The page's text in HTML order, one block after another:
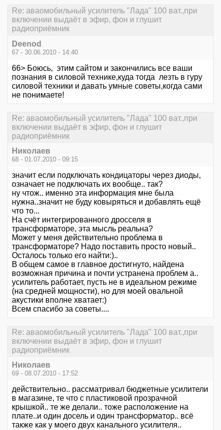
Re: аваомобильный усилитель "Лада" 100 ват.,при
включении выдаёт в эфир, фон и глушит
радиоприёмник
Deenod
67 - 30.06.2010 - 14:40
66> Боюсь, этим сайтом и закончились все ваши
познания в силовой технике,куда тогда лезть в гуру
силовой техники и давать умные советы,когда сами
не понимаете!
Re: аваомобильный усилитель "Лада" 100 ват.,при
включении выдаёт в эфир, фон и глушит
радиоприёмник
Николаев
68 - 01.07.2010 - 09:15
значит если подключать кондицаторы через диоды,
означает не подключать их вообще.. так?
ну чтож.. именно эта информация мне была
нужна..значит не буду ковыряться и добавлять ещё
что то...
На счёт интегрированного дросселя в
трансформаторе, эта мысль реальна?
Может у меня действительно проблема в
трансформаторе? Надо поставить просто новый..
Осталось только его найти:)..
В общем самое в главное достигнуто, найдена
возможная причина и почти устранена проблем а..
усилитель работает, пусть не в идеальном режиме
(на средней мощности), но для моей овальной
акустики вполне хватает:)
Всем спасибо за советы....
Re: аваомобильный усилитель "Лада" 100 ват.,при
включении выдаёт в эфир, фон и глушит
радиоприёмник
Николаев
69 - 08.07.2010 - 17:52
действительно.. рассматривал бюджетные усилители
в магазине, те что с пластиковой прозрачной
крышкой.. те же делали.. тоже расположение на
плате..и один досель и один трансформатор.. всё
также как у моего двух канального усилителя..